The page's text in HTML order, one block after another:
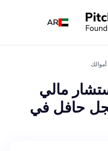
AR
مالي
حافل في